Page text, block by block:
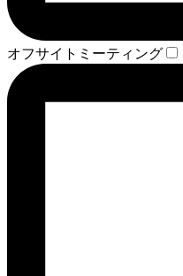
オフサイトミーティング